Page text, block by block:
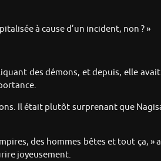
à cause d’un incident, non ? »
des démons, et depuis, elle
Il était plutôt surprenant que
des hommes bêtes et tout ça, »
joyeusement.